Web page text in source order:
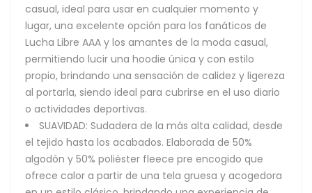
casual, ideal para usar en cualquier momento y
lugar, una excelente opción para los fanáticos de
Lucha Libre AAA y los amantes de la moda casual,
permitiendo lucir una hoodie única y con estilo
propio, brindando una sensación de calidez y ligereza
al portarla, siendo ideal para cubrirse en el uso diario
o actividades deportivas.
SUAVIDAD: Sudadera de la más alta calidad, desde
el tejido hasta los acabados. Elaborada de 50%
algodón y 50% poliéster fleece pre encogido que
ofrece calor a partir de una tela gruesa y acogedora